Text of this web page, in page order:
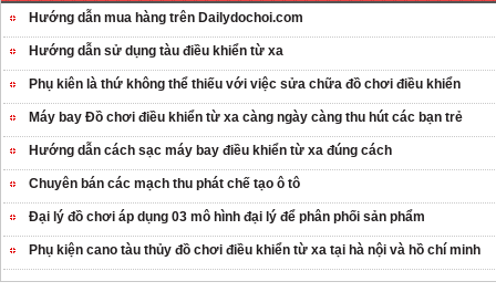
Hướng dẫn mua hàng trên Dailydochoi.com
Hướng dẫn sử dụng tàu điều khiển từ xa
Phụ kiên là thứ không thể thiếu với việc sửa chữa đồ chơi điều khiển
Máy bay Đồ chơi điều khiển từ xa càng ngày càng thu hút các bạn trẻ
Hướng dẫn cách sạc máy bay điều khiển từ xa đúng cách
Chuyên bán các mạch thu phát chế tạo ô tô
Đại lý đồ chơi áp dụng 03 mô hình đại lý để phân phối sản phẩm
Phụ kiện cano tàu thủy đồ chơi điều khiển từ xa tại hà nội và hồ chí minh
OT35 robot lắp
ráp nhấc chân di
...